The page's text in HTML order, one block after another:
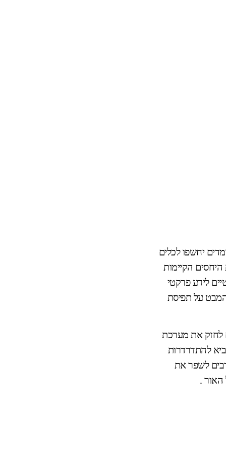
יחשפו לכלים
הקיימות
לידע פרקטי
על תפיסת
לחזק את מערכת
להתדרדרות
לשפר את
האור .